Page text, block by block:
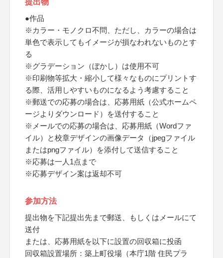
提出物
●作品
※カラー・モノクロ不問、ただし、カラーの場合は
単色で表示してもイメージが損なわれないものとす
る
※グラデーション（ぼかし）は使用不可
※印刷物等拡大・縮小して様々なものにプリントす
る際、活用しやすいものになるよう考慮すること
※郵送での応募の場合は、応募用紙（公式ホームペ
ージよりダウンロード）を送付すること
※メールでの応募の場合は、応募用紙（Wordファ
イル）と校章デザインの画像データ（jpegファイル
またはpngファイル）を添付して送信すること
※応募は一人1点まで
※応募デザイン案は返却不可
参加方法
提出物を下記提出先まで郵送、もしくはメールにて
送付
または、応募用紙を以下に設置の回収箱に投函
回収箱設置場所：築上町役場（本庁1階 住民プラ